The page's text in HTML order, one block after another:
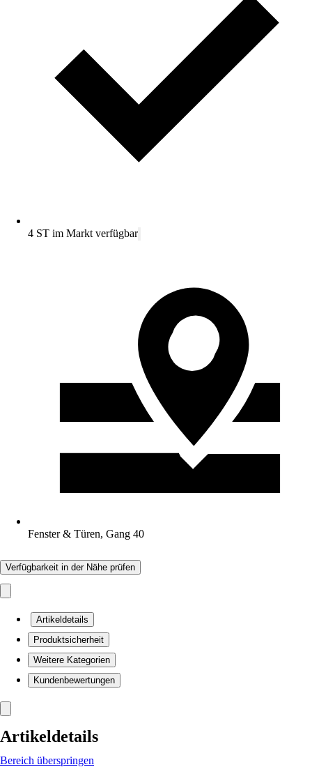
4 ST im Markt verfügbar
Fenster & Türen, Gang 40
Verfügbarkeit in der Nähe prüfen
Artikeldetails
Produktsicherheit
Weitere Kategorien
Kundenbewertungen
Artikeldetails
Bereich überspringen